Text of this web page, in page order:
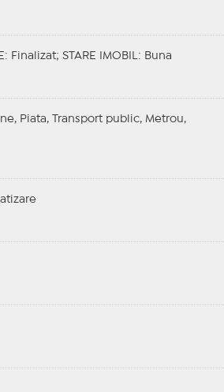
: Finalizat; STARE IMOBIL : Buna
Piata, Transport public, Metrou,